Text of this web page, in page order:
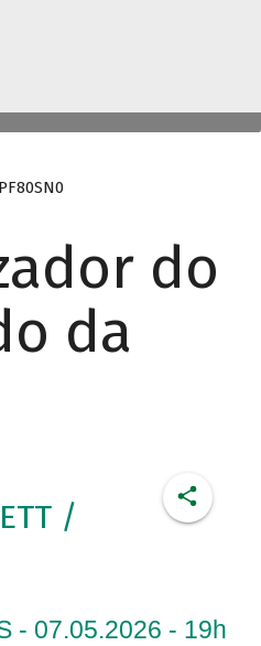
do
da
/
- 07.05.2026 - 19h